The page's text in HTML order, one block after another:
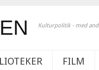
Kulturpolitik - med
FILM